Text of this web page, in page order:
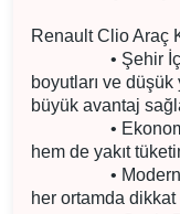
Renault Clio Araç
• Şehir İçi
boyutları ve
büyük avantaj
• Ekonomik
hem de yakıt
• Modern
her ortamda dikkat